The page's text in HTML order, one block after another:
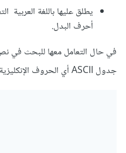
يطلق عليها باللغة العربية
أحرف البدل.
في حال التعامل معها للبحث في
جدول ASCII أي الحروف الإنكليزية